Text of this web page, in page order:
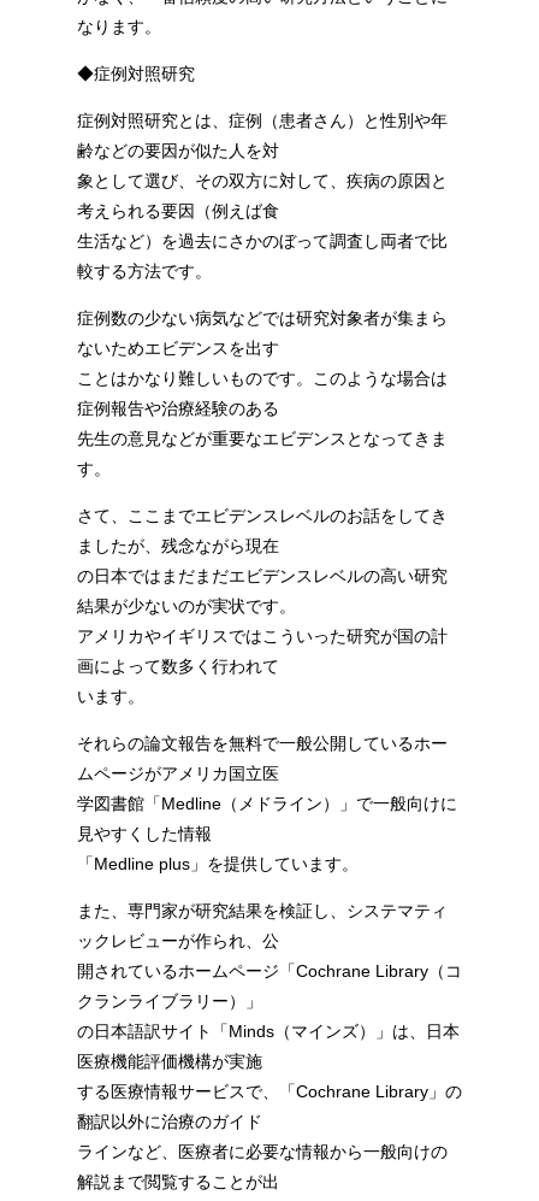
なります。
◆症例対照研究
症例対照研究とは、症例（患者さん）と性別や年
齢などの要因が似た人を対
象として選び、その双方に対して、疾病の原因と
考えられる要因（例えば食
生活など）を過去にさかのぼって調査し両者で比
較する方法です。
症例数の少ない病気などでは研究対象者が集まら
ないためエビデンスを出す
ことはかなり難しいものです。このような場合は
症例報告や治療経験のある
先生の意見などが重要なエビデンスとなってきま
す。
さて、ここまでエビデンスレベルのお話をしてき
ましたが、残念ながら現在
の日本ではまだまだエビデンスレベルの高い研究
結果が少ないのが実状です。
アメリカやイギリスではこういった研究が国の計
画によって数多く行われて
います。
それらの論文報告を無料で一般公開しているホー
ムページがアメリカ国立医
学図書館「Medline（メドライン）」で一般向けに
見やすくした情報
「Medline plus」を提供しています。
また、専門家が研究結果を検証し、システマティ
ックレビューが作られ、公
開されているホームページ「Cochrane Library（コ
クランライブラリー）」
の日本語訳サイト「Minds（マインズ）」は、日本
医療機能評価機構が実施
する医療情報サービスで、「Cochrane Library」の
翻訳以外に治療のガイド
ラインなど、医療者に必要な情報から一般向けの
解説まで閲覧することが出